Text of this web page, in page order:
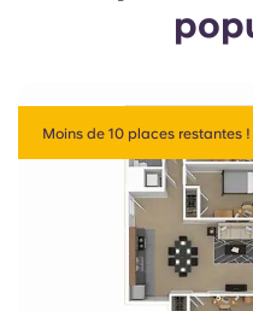
Moins de 10 places restantes !